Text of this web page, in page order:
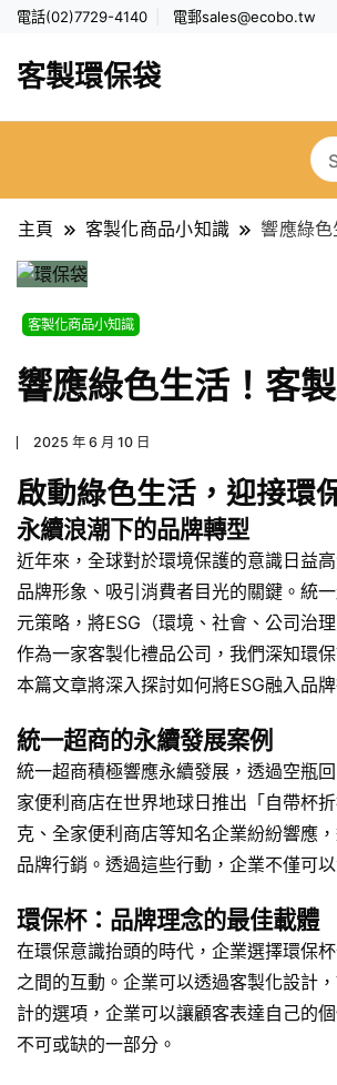
電話(02)7729-4140 電郵sales@ecobo.tw
客製環保袋
主頁 客製化商品小知識 響應綠
客製化商品小知識
響應綠色生活！客
2025 年 6 月 10 日
啟動綠色生活，迎接環
永續浪潮下的品牌轉型
近年來，全球對於環境保護的意識日益
品牌形象、吸引消費者目光的關鍵。統
元策略，將ESG（環境、社會、公司治
作為一家客製化禮品公司，我們深知環
本篇文章將深入探討如何將ESG融入品
統一超商的永續發展案例
統一超商積極響應永續發展，透過空瓶
家便利商店在世界地球日推出「自帶杯
克、全家便利商店等知名企業紛紛響應
品牌行銷。透過這些行動，企業不僅可
環保杯：品牌理念的最佳載體
在環保意識抬頭的時代，企業選擇環保
之間的互動。企業可以透過客製化設計
計的選項，企業可以讓顧客表達自己的
不可或缺的一部分。